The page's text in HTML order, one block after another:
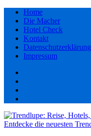
Home
Die Macher
Hotel Check
Kontakt
Datenschutzerklärung
Impressum